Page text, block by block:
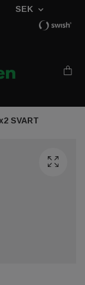
SEK
SVART